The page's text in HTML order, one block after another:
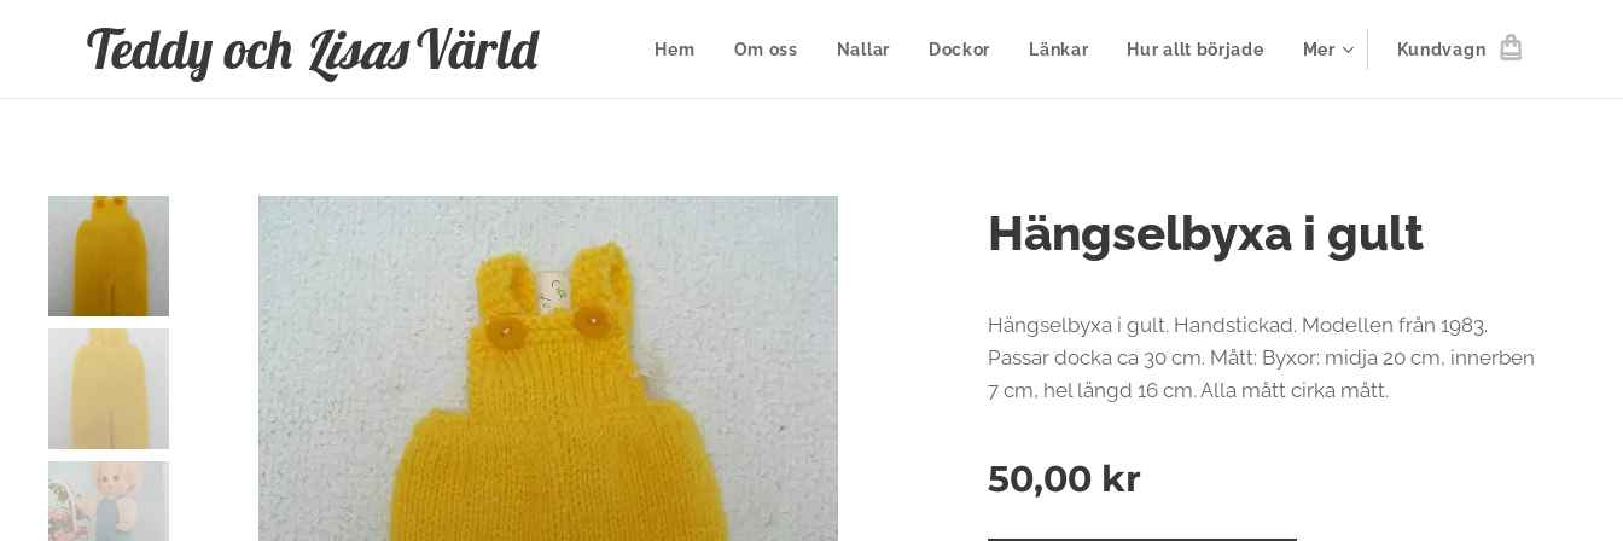
Teddy och LisasVärld Hem Om oss Nallar Dockor Länkar Hur allt började Mer Kundvagn
Hängselbyxa i gult
Hängselbyxa i gult. Handstickad. Modellen från 1983.
Passar docka ca 30 cm. Mått: Byxor: midja 20 cm, innerben
7 cm, hel längd 16 cm. Alla mått cirka mått.
50,00 kr